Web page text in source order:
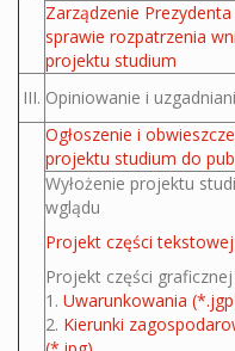
Zarządzenie
sprawie rozpatrzenia
projektu studium
III. Opiniowanie i
Ogłoszenie i
projektu studium do
Wyłożenie projektu
wglądu
Projekt części
Projekt części
1. Uwarunkowania
2. Kierunki